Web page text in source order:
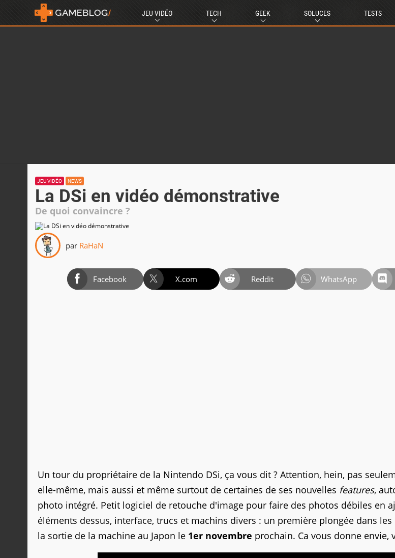
JEU VIDÉO TECH GEEK SOLUCES TESTS
JEU VIDÉO NEWS
La DSi en vidéo démonstrative
De quoi convaincre ?
par RaHaN
Facebook X.com Reddit WhatsApp
Un tour du propriétaire de la Nintendo DSi, ça vous dit ? Attention, hein, pas
elle-même, mais aussi et même surtout de certaines de ses nouvelles features,
photo intégré. Petit logiciel de retouche d'image pour faire des photos débiles en
éléments dessus, interface, trucs et machins divers : un première plongée dans
la sortie de la machine au Japon le 1er novembre prochain. Ca vous donne envie,